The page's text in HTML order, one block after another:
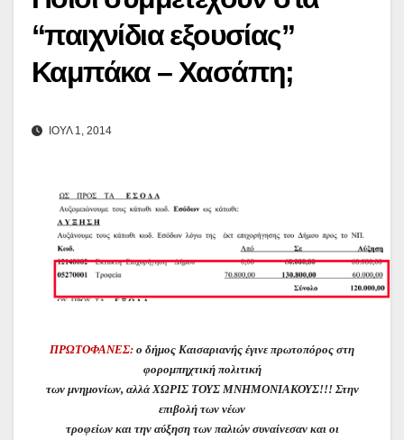
“παιχνίδια εξουσίας”
Καμπάκα – Χασάπη;
ΙΟΥΛ 1, 2014
ΠΡΩΤΟΦΑΝΕΣ: ο δήμος Καισαριανής έγινε πρωτοπόρος στη
φορομπηχτική πολιτική
των μνημονίων, αλλά ΧΩΡΙΣ ΤΟΥΣ ΜΝΗΜΟΝΙΑΚΟΥΣ!!! Στην
επιβολή των νέων
τροφείων και την αύξηση των παλιών συναίνεσαν και οι